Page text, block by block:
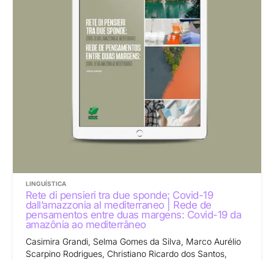
LINGUÍSTICA
Rete di pensieri tra due sponde: Covid-19
dall’amazzonia al mediterraneo | Rede de
pensamentos entre duas margens: Covid-19 da
amazônia ao mediterrâneo
Casimira Grandi, Selma Gomes da Silva, Marco Aurélio
Scarpino Rodrigues, Christiano Ricardo dos Santos,